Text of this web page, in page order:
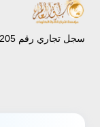
سجل تجاري رقم 1009094205